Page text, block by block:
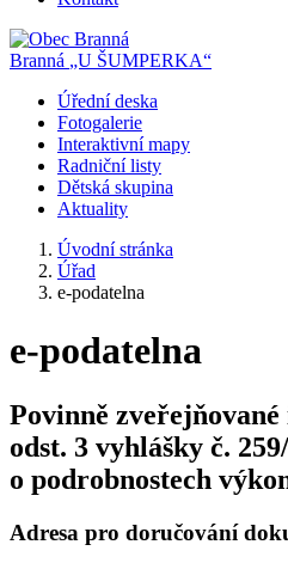
Branná „U ŠUMPERKA“
Úřední deska
Fotogalerie
Interaktivní mapy
Radniční listy
Dětská skupina
Aktuality
Úvodní stránka
Úřad
e-podatelna
e-podatelna
Povinně
odst. 3 vyhlášky č.
o podrobnostech
Adresa pro doručování